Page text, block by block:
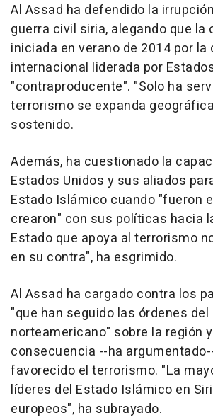
Al Assad ha defendido la
guerra civil siria, alegando que la
iniciada en verano de 2014 por la
internacional liderada por
"contraproducente". "Solo ha
terrorismo se expanda
sostenido.
Además, ha cuestionado la
Estados Unidos y sus aliados
Estado Islámico cuando "fueron
crearon" con sus políticas hacia
Estado que apoya al terrorismo
en su contra", ha esgrimido.
Al Assad ha cargado contra los
"que han seguido las órdenes
norteamericano" sobre la región
consecuencia --ha
favorecido el terrorismo. "La
líderes del Estado Islámico en
europeos", ha subrayado.